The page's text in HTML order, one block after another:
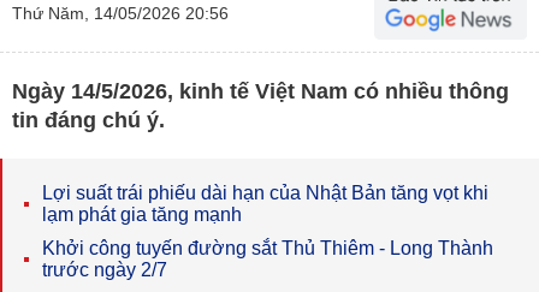
Thứ Năm, 14/05/2026 20:56
Ngày 14/5/2026, kinh tế Việt Nam có nhiều thông
tin đáng chú ý.
Lợi suất trái phiếu dài hạn của Nhật Bản tăng vọt khi
lạm phát gia tăng mạnh
Khởi công tuyến đường sắt Thủ Thiêm - Long Thành
trước ngày 2/7